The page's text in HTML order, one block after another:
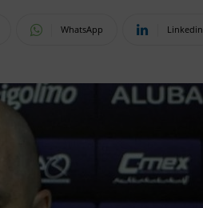
WhatsApp Linkedin